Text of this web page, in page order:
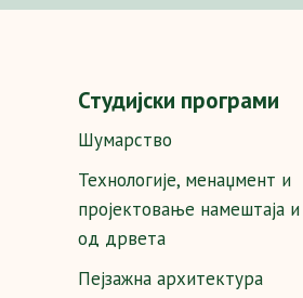
Студијски програми
Шумарство
Технологије, менаџмент и
пројектовање намештаја
од дрвета
Пејзажна архитектура